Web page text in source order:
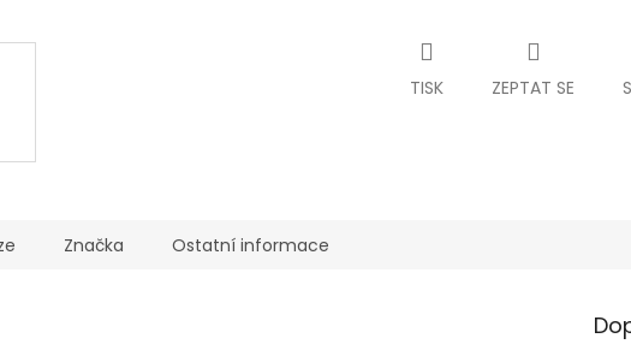
TISK ZEPTAT SE
Značka Ostatní informace